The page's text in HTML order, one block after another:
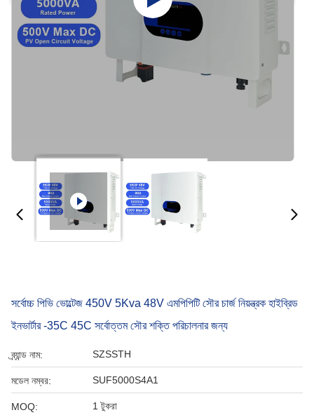
সর্বোচ্চ পিভি ভোল্টেজ 450V 5Kva 48V এমপিপিটি সৌর চার্জ নিয়ন্ত্রক হাইব্রিড
ইনভার্টার -35C 45C সর্বোত্তম সৌর শক্তি পরিচালনার জন্য
ব্র্যান্ড নাম: SZSSTH
মডেল নম্বর: SUF5000S4A1
MOQ: 1 টুকরা